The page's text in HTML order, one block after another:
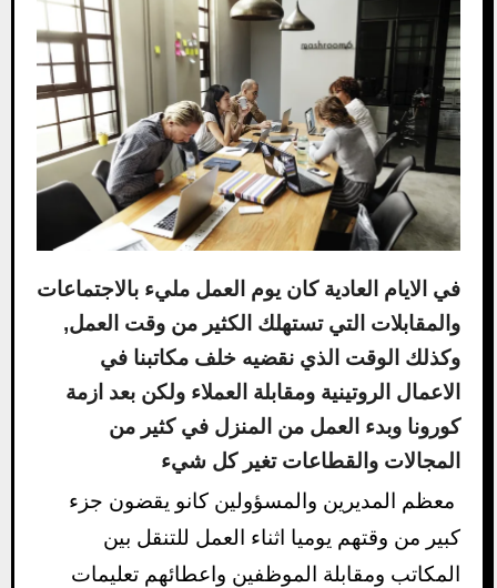
في الايام العادية كان يوم العمل مليء بالاجتماعات
والمقابلات التي تستهلك الكثير من وقت العمل,
وكذلك الوقت الذي نقضيه خلف مكاتبنا في
الاعمال الروتينية ومقابلة العملاء ولكن بعد ازمة
كورونا وبدء العمل من المنزل في كثير من
المجالات والقطاعات تغير كل شيء
معظم المديرين والمسؤولين كانو يقضون جزء
كبير من وقتهم يوميا اثناء العمل للتنقل بين
المكاتب ومقابلة الموظفين واعطائهم تعليمات